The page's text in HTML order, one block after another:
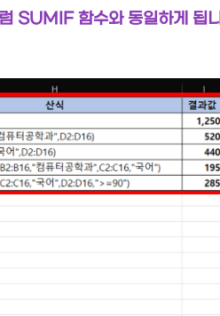
SUMIF 함수와 동일하게 됩니